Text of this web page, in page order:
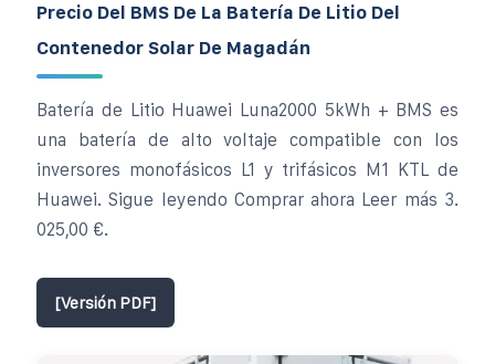
Precio Del BMS De La Batería De Litio Del
Contenedor Solar De Magadán
Batería de Litio Huawei Luna2000 5kWh + BMS es
una batería de alto voltaje compatible con los
inversores monofásicos L1 y trifásicos M1 KTL de
Huawei. Sigue leyendo Comprar ahora Leer más 3.
025,00 €.
[Versión PDF]